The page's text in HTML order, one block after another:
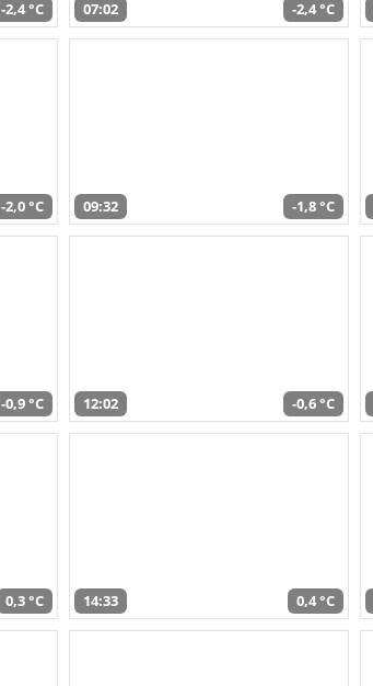
-2,4 °C 07:02 -2,4 °C
-2,0 °C 09:32 -1,8 °C
-0,9 °C 12:02 -0,6 °C
0,3 °C 14:33 0,4 °C